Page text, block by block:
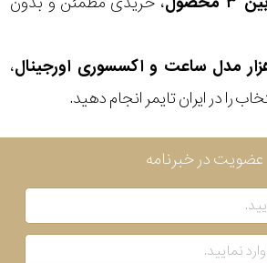
،
را در ایران تایمر انجام دهید.
عضویت در خبرنامه